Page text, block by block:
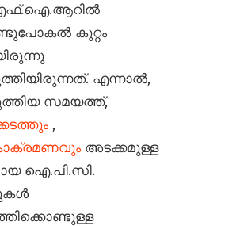
കുറ്റം
എന്നാൽ,
സമയത്ത്,
,
അടക്കമുള്ള
ഐ.പി.സി.